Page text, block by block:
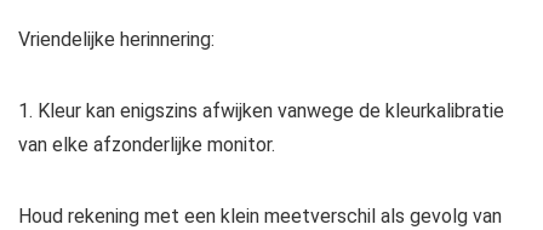
Vriendelijke herinnering:
1. Kleur kan enigszins afwijken vanwege de kleurkalibratie
van elke afzonderlijke monitor.
Houd rekening met een klein meetverschil als gevolg van